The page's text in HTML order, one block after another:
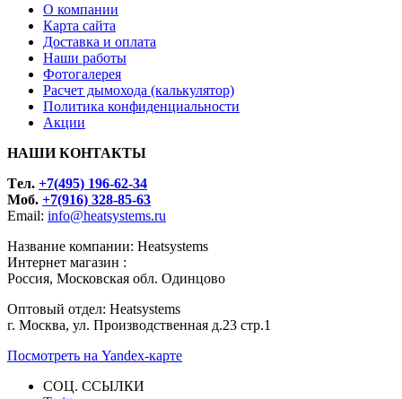
О компании
Карта сайта
Доставка и оплата
Наши работы
Фотогалерея
Расчет дымохода (калькулятор)
Политика конфиденциальности
Акции
НАШИ КОНТАКТЫ
Tел. +7(495) 196-62-34
Моб. +7(916) 328-85-63
Email: info@heatsystems.ru
Название компании: Heatsystems
Интернет магазин :
Россия, Московская обл. Одинцово
Оптовый отдел: Heatsystems
г. Москва, ул. Производственная д.23 стр.1
Посмотреть на Yandex-карте
СОЦ. ССЫЛКИ